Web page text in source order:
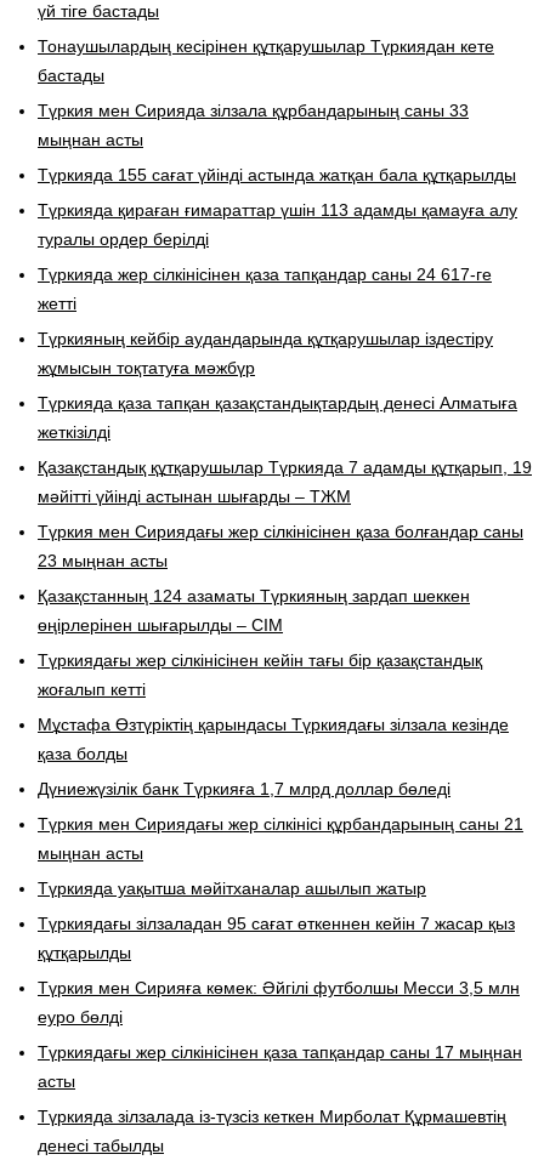
үй тіге бастады
Тонаушылардың кесірінен құтқарушылар Түркиядан кете
бастады
Түркия мен Сирияда зілзала құрбандарының саны 33
мыңнан асты
Түркияда 155 сағат үйінді астында жатқан бала құтқарылды
Түркияда қираған ғимараттар үшін 113 адамды қамауға алу
туралы ордер берілді
Түркияда жер сілкінісінен қаза тапқандар саны 24 617-ге
жетті
Түркияның кейбір аудандарында құтқарушылар іздестіру
жұмысын тоқтатуға мәжбүр
Түркияда қаза тапқан қазақстандықтардың денесі Алматыға
жеткізілді
Қазақстандық құтқарушылар Түркияда 7 адамды құтқарып, 19
мәйітті үйінді астынан шығарды – ТЖМ
Түркия мен Сириядағы жер сілкінісінен қаза болғандар саны
23 мыңнан асты
Қазақстанның 124 азаматы Түркияның зардап шеккен
өңірлерінен шығарылды – СІМ
Түркиядағы жер сілкінісінен кейін тағы бір қазақстандық
жоғалып кетті
Мұстафа Өзтүріктің қарындасы Түркиядағы зілзала кезінде
қаза болды
Дүниежүзілік банк Түркияға 1,7 млрд доллар бөледі
Түркия мен Сириядағы жер сілкінісі құрбандарының саны 21
мыңнан асты
Түркияда уақытша мәйітханалар ашылып жатыр
Түркиядағы зілзаладан 95 сағат өткеннен кейін 7 жасар қыз
құтқарылды
Түркия мен Сирияға көмек: Әйгілі футболшы Месси 3,5 млн
еуро бөлді
Түркиядағы жер сілкінісінен қаза тапқандар саны 17 мыңнан
асты
Түркияда зілзалада із-түзсіз кеткен Мирболат Құрмашевтің
денесі табылды